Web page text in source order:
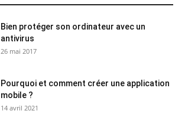
Bien protéger son ordinateur avec un
antivirus
26 mai 2017
Pourquoi et comment créer une application
mobile ?
14 avril 2021